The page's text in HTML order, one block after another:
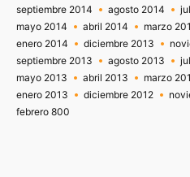
septiembre 2014
agosto 2014
mayo 2014
abril 2014 marzo
enero 2014
diciembre 2013
septiembre 2013
agosto 2013
mayo 2013
abril 2013 marzo
enero 2013
diciembre 2012
febrero 800